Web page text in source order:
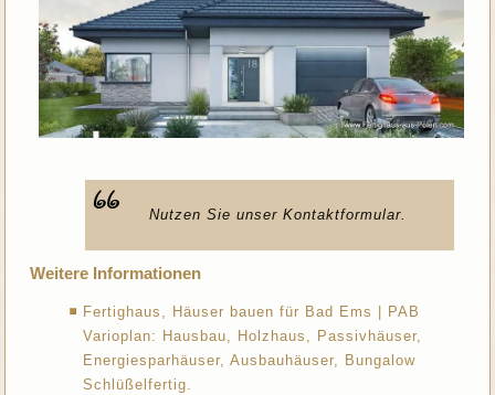
Nutzen Sie unser Kontaktformular.
Weitere Informationen
Fertighaus, Häuser bauen für Bad Ems | PAB
Varioplan: Hausbau, Holzhaus, Passivhäuser,
Energiesparhäuser, Ausbauhäuser, Bungalow
Schlüßelfertig.